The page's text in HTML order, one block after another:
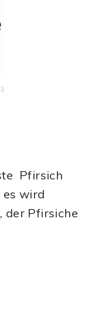
Pfirsich
es wird
der Pfirsiche